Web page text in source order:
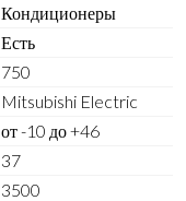
Кондиционеры
Есть
750
Mitsubishi Electric
от -10 до +46
37
3500